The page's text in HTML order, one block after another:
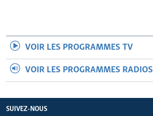
VOIR LES PROGRAMMES TV
VOIR LES PROGRAMMES RADIOS
SUIVEZ-NOUS